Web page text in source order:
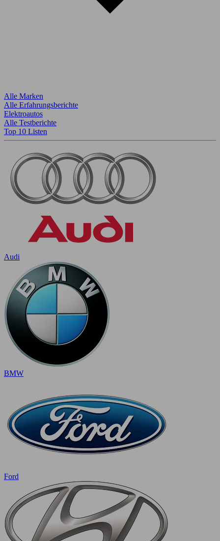
Alle Marken
Alle Erfahrungsberichte
Elektroautos
Alle Testberichte
Top 10 Listen
Audi
BMW
Ford